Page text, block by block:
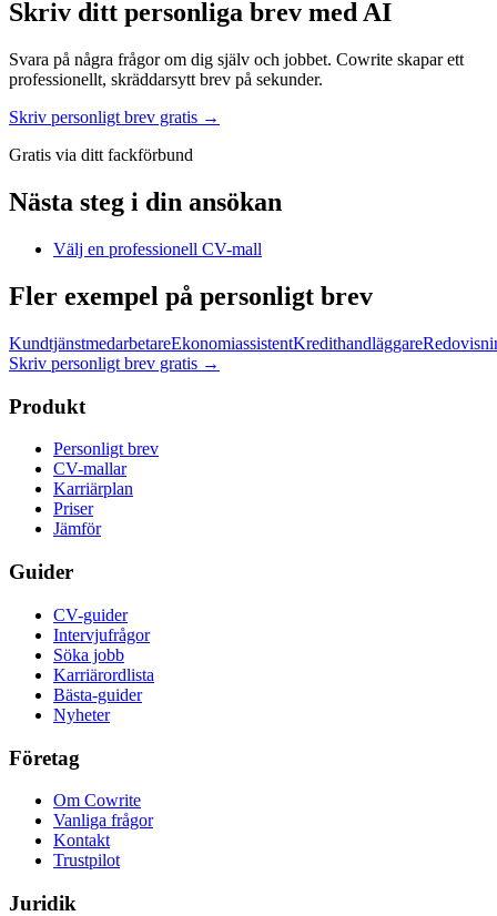
Skriv ditt personliga brev med AI
Svara på några frågor om dig själv och jobbet. Cowrite skapar ett
professionellt, skräddarsytt brev på sekunder.
Skriv personligt brev gratis →
Gratis via ditt fackförbund
Nästa steg i din ansökan
Välj en professionell CV-mall
Fler exempel på personligt brev
KundtjänstmedarbetareEkonomiassistentKredithandläggare
Skriv personligt brev gratis →
Produkt
Personligt brev
CV-mallar
Karriärplan
Priser
Jämför
Guider
CV-guider
Intervjufrågor
Söka jobb
Karriärordlista
Bästa-guider
Nyheter
Företag
Om Cowrite
Vanliga frågor
Kontakt
Trustpilot
Juridik